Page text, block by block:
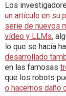
Los
un artículo en su
serie de nuevos
vídeo y LLMs,
lo que se hacía
desarrollado
en las famosas
que los robots
o hacernos daño